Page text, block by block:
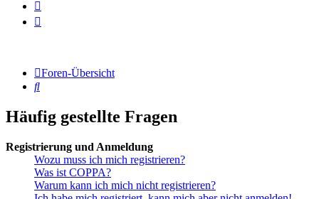
Foren-Übersicht
Suche
Häufig gestellte Fragen
Registrierung und Anmeldung
Wozu muss ich mich registrieren?
Was ist COPPA?
Warum kann ich mich nicht registrieren?